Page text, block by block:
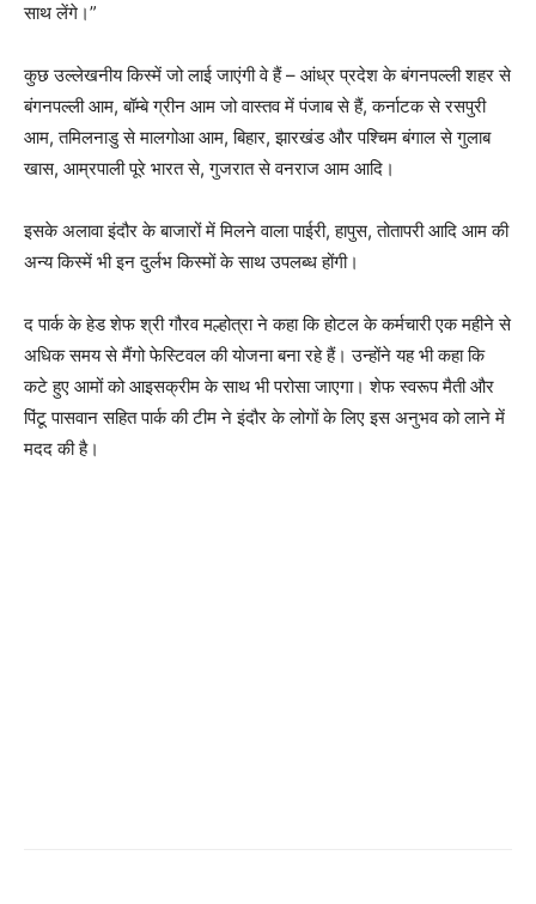
साथ लेंगे।”
कुछ उल्लेखनीय किस्में जो लाई जाएंगी वे हैं – आंध्र प्रदेश के बंगनपल्ली शहर से
बंगनपल्ली आम, बॉम्बे ग्रीन आम जो वास्तव में पंजाब से हैं, कर्नाटक से रसपुरी
आम, तमिलनाडु से मालगोआ आम, बिहार, झारखंड और पश्चिम बंगाल से गुलाब
खास, आम्रपाली पूरे भारत से, गुजरात से वनराज आम आदि।
इसके अलावा इंदौर के बाजारों में मिलने वाला पाईरी, हापुस, तोतापरी आदि आम की
अन्य किस्में भी इन दुर्लभ किस्मों के साथ उपलब्ध होंगी।
द पार्क के हेड शेफ श्री गौरव मल्होत्रा ने कहा कि होटल के कर्मचारी एक महीने से
अधिक समय से मैंगो फेस्टिवल की योजना बना रहे हैं। उन्होंने यह भी कहा कि
कटे हुए आमों को आइसक्रीम के साथ भी परोसा जाएगा। शेफ स्वरूप मैती और
पिंटू पासवान सहित पार्क की टीम ने इंदौर के लोगों के लिए इस अनुभव को लाने में
मदद की है।